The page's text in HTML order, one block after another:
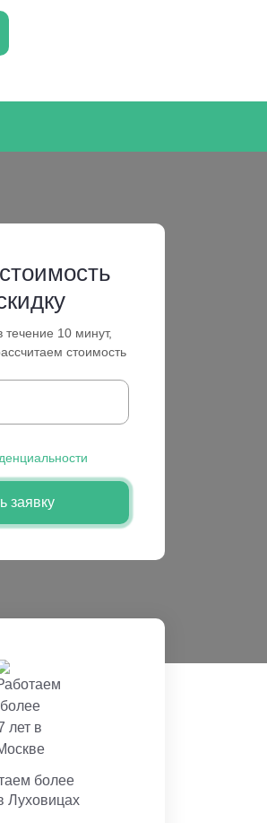
10 минут,
стоимость
заявку
более
Луховицах